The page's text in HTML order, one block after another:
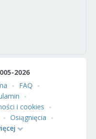
2026
FAQ
i cookies
Osiągnięcia